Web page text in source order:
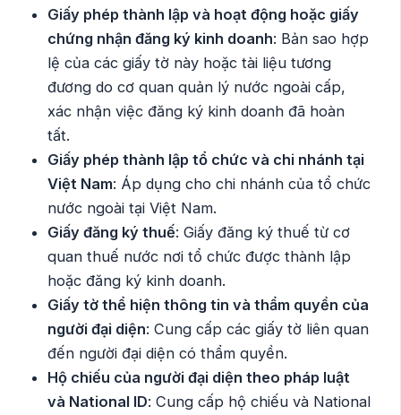
Giấy phép thành lập và hoạt động hoặc giấy
chứng nhận đăng ký kinh doanh: Bản sao hợp
lệ của các giấy tờ này hoặc tài liệu tương
đương do cơ quan quản lý nước ngoài cấp,
xác nhận việc đăng ký kinh doanh đã hoàn
tất.
Giấy phép thành lập tổ chức và chi nhánh tại
Việt Nam: Áp dụng cho chi nhánh của tổ chức
nước ngoài tại Việt Nam.
Giấy đăng ký thuế: Giấy đăng ký thuế từ cơ
quan thuế nước nơi tổ chức được thành lập
hoặc đăng ký kinh doanh.
Giấy tờ thể hiện thông tin và thẩm quyền của
người đại diện: Cung cấp các giấy tờ liên quan
đến người đại diện có thẩm quyền.
Hộ chiếu của người đại diện theo pháp luật
và National ID: Cung cấp hộ chiếu và National